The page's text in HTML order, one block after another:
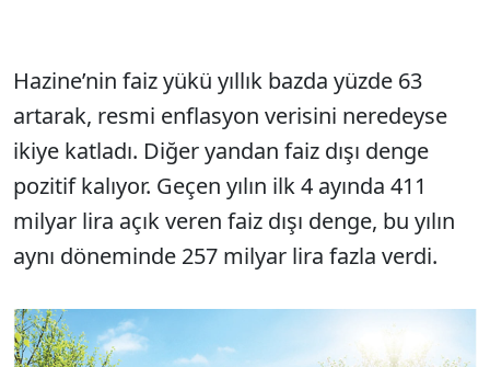
Hazine’nin faiz yükü yıllık bazda yüzde 63
artarak, resmi enflasyon verisini neredeyse
ikiye katladı. Diğer yandan faiz dışı denge
pozitif kalıyor. Geçen yılın ilk 4 ayında 411
milyar lira açık veren faiz dışı denge, bu yılın
aynı döneminde 257 milyar lira fazla verdi.